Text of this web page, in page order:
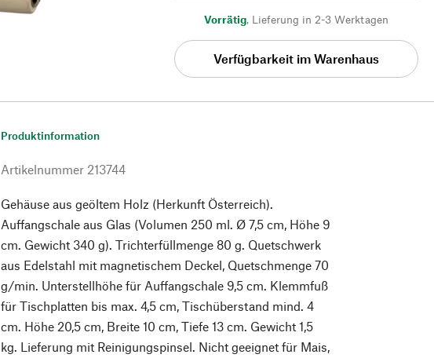
Vorrätig, Lieferung in 2-3 Werktagen
Verfügbarkeit im Warenhaus
Produktinformation
Artikelnummer 213744
Gehäuse aus geöltem Holz (Herkunft Österreich).
Auffangschale aus Glas (Volumen 250 ml. Ø 7,5 cm, Höhe 9
cm. Gewicht 340 g). Trichterfüllmenge 80 g. Quetschwerk
aus Edelstahl mit magnetischem Deckel, Quetschmenge 70
g/min. Unterstellhöhe für Auffangschale 9,5 cm. Klemmfuß
für Tischplatten bis max. 4,5 cm, Tischüberstand mind. 4
cm. Höhe 20,5 cm, Breite 10 cm, Tiefe 13 cm. Gewicht 1,5
kg. Lieferung mit Reinigungspinsel. Nicht geeignet für Mais,